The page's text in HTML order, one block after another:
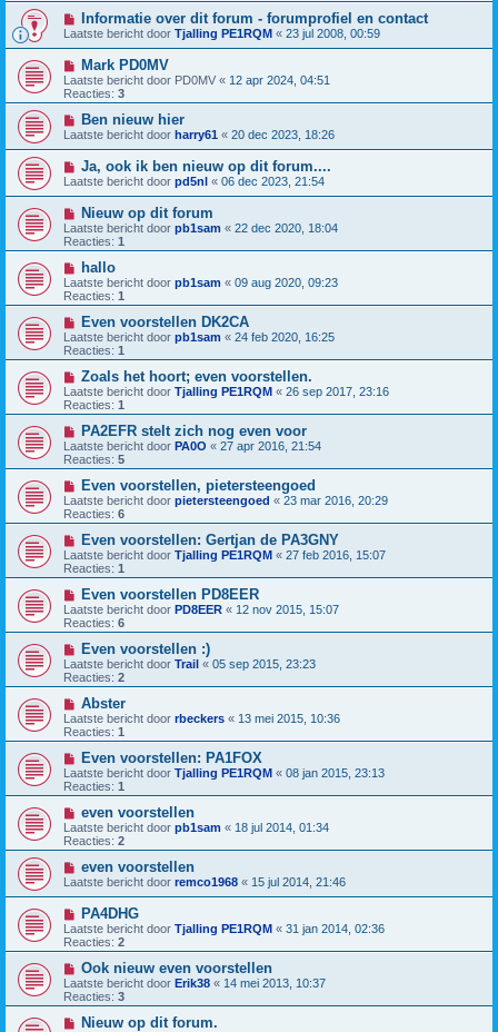
Informatie over dit forum - forumprofiel en contact
Laatste bericht door Tjalling PE1RQM « 23 jul 2008, 00:59
Mark PD0MV
Laatste bericht door PD0MV « 12 apr 2024, 04:51
Reacties: 3
Ben nieuw hier
Laatste bericht door harry61 « 20 dec 2023, 18:26
Ja, ook ik ben nieuw op dit forum....
Laatste bericht door pd5nl « 06 dec 2023, 21:54
Nieuw op dit forum
Laatste bericht door pb1sam « 22 dec 2020, 18:04
Reacties: 1
hallo
Laatste bericht door pb1sam « 09 aug 2020, 09:23
Reacties: 1
Even voorstellen DK2CA
Laatste bericht door pb1sam « 24 feb 2020, 16:25
Reacties: 1
Zoals het hoort; even voorstellen.
Laatste bericht door Tjalling PE1RQM « 26 sep 2017, 23:16
Reacties: 1
PA2EFR stelt zich nog even voor
Laatste bericht door PA0O « 27 apr 2016, 21:54
Reacties: 5
Even voorstellen, pietersteengoed
Laatste bericht door pietersteengoed « 23 mar 2016, 20:29
Reacties: 6
Even voorstellen: Gertjan de PA3GNY
Laatste bericht door Tjalling PE1RQM « 27 feb 2016, 15:07
Reacties: 1
Even voorstellen PD8EER
Laatste bericht door PD8EER « 12 nov 2015, 15:07
Reacties: 6
Even voorstellen :)
Laatste bericht door Trail « 05 sep 2015, 23:23
Reacties: 2
Abster
Laatste bericht door rbeckers « 13 mei 2015, 10:36
Reacties: 1
Even voorstellen: PA1FOX
Laatste bericht door Tjalling PE1RQM « 08 jan 2015, 23:13
Reacties: 1
even voorstellen
Laatste bericht door pb1sam « 18 jul 2014, 01:34
Reacties: 2
even voorstellen
Laatste bericht door remco1968 « 15 jul 2014, 21:46
PA4DHG
Laatste bericht door Tjalling PE1RQM « 31 jan 2014, 02:36
Reacties: 2
Ook nieuw even voorstellen
Laatste bericht door Erik38 « 14 mei 2013, 10:37
Reacties: 3
Nieuw op dit forum.